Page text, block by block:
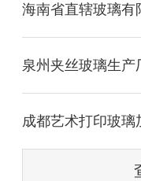
海南省直辖玻璃有
泉州夹丝玻璃生产
成都艺术打印玻璃